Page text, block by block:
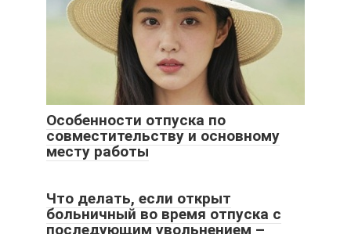
Особенности отпуска по
совместительству и основному
месту работы
Что делать, если открыт
больничный во время отпуска с
последующим увольнением –